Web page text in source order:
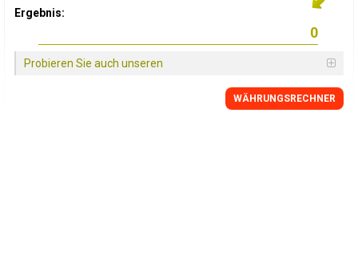
Ergebnis:
Probieren Sie auch unseren
WÄHRUNGSRECHNER